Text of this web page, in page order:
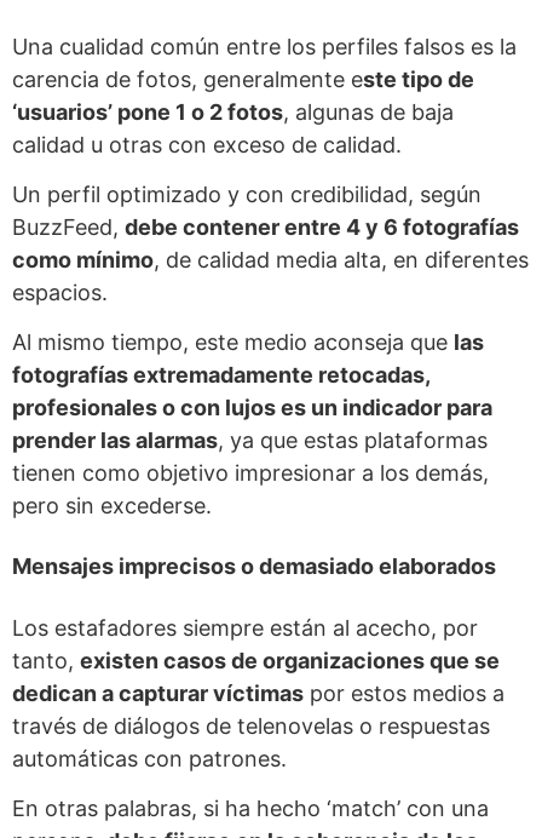
Una cualidad común entre los perfiles falsos es la
carencia de fotos, generalmente este tipo de
‘usuarios’ pone 1 o 2 fotos, algunas de baja
calidad u otras con exceso de calidad.
Un perfil optimizado y con credibilidad, según
BuzzFeed, debe contener entre 4 y 6 fotografías
como mínimo, de calidad media alta, en diferentes
espacios.
Al mismo tiempo, este medio aconseja que las
fotografías extremadamente retocadas,
profesionales o con lujos es un indicador para
prender las alarmas, ya que estas plataformas
tienen como objetivo impresionar a los demás,
pero sin excederse.
Mensajes imprecisos o demasiado elaborados
Los estafadores siempre están al acecho, por
tanto, existen casos de organizaciones que se
dedican a capturar víctimas por estos medios a
través de diálogos de telenovelas o respuestas
automáticas con patrones.
En otras palabras, si ha hecho ‘match’ con una